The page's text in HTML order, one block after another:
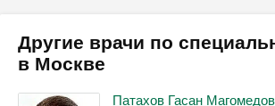
Другие врачи по
в Москве
Патахов Гасан